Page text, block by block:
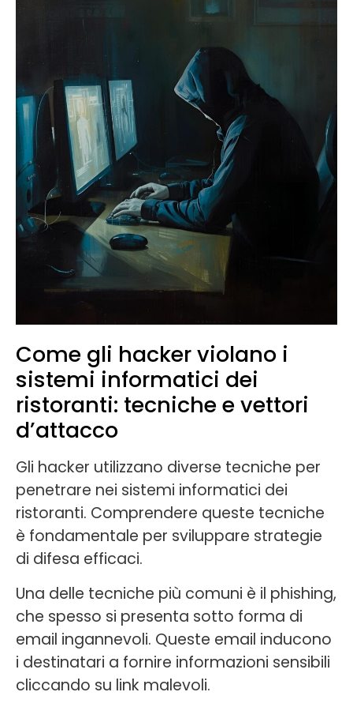
Come gli hacker violano i
sistemi informatici dei
ristoranti: tecniche e vettori
d’attacco
Gli hacker utilizzano diverse tecniche per
penetrare nei sistemi informatici dei
ristoranti. Comprendere queste tecniche
è fondamentale per sviluppare strategie
di difesa efficaci.
Una delle tecniche più comuni è il phishing,
che spesso si presenta sotto forma di
email ingannevoli. Queste email inducono
i destinatari a fornire informazioni sensibili
cliccando su link malevoli.